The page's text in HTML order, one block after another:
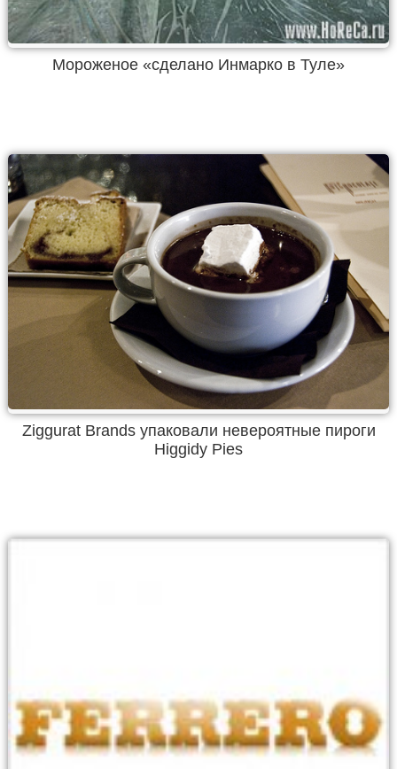
Мороженое «сделано Инмарко в Туле»
Ziggurat Brands упаковали невероятные пироги
Higgidy Pies